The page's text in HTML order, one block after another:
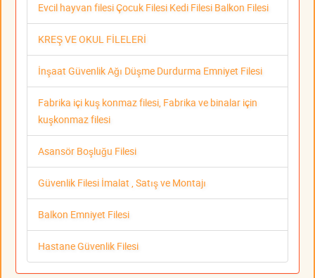
Evcil hayvan filesi Çocuk Filesi Kedi Filesi Balkon Filesi
KREŞ VE OKUL FİLELERİ
İnşaat Güvenlik Ağı Düşme Durdurma Emniyet Filesi
Fabrika içi kuş konmaz filesi, Fabrika ve binalar için
kuşkonmaz filesi
Asansör Boşluğu Filesi
Güvenlik Filesi İmalat , Satış ve Montajı
Balkon Emniyet Filesi
Hastane Güvenlik Filesi